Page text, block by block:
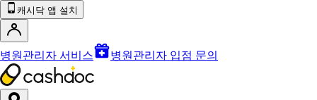
캐시닥 앱 설치
병원관리자 서비스 병원관리자 입점 문의